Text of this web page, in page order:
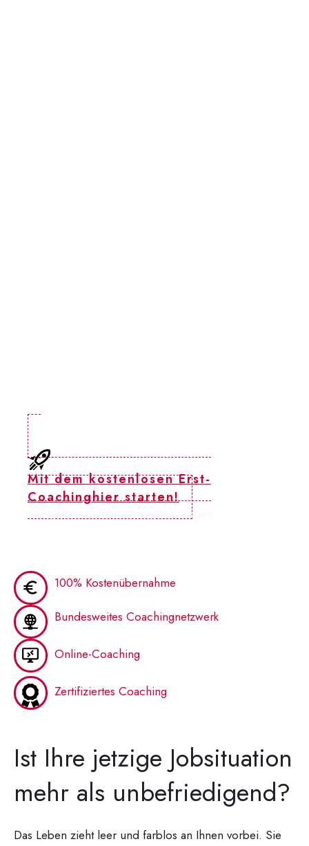
Mit dem kostenlosen Erst-
Coachinghier starten!
Hier gehts zu den wichtigsten Fragen.
100% Kostenübernahme
Bundesweites Coachingnetzwerk
Online-Coaching
Zertifiziertes Coaching
Ist Ihre jetzige Jobsituation
mehr als unbefriedigend?
Das Leben zieht leer und farblos an Ihnen vorbei. Sie